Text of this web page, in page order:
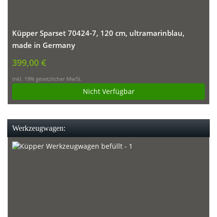
Küpper Sparset 70424-7, 120 cm, ultramarinblau,
made in Germany
399,00 €
inkl. 19% gesetzlicher MwSt.
Nicht Verfügbar
Werkzeugwagen: